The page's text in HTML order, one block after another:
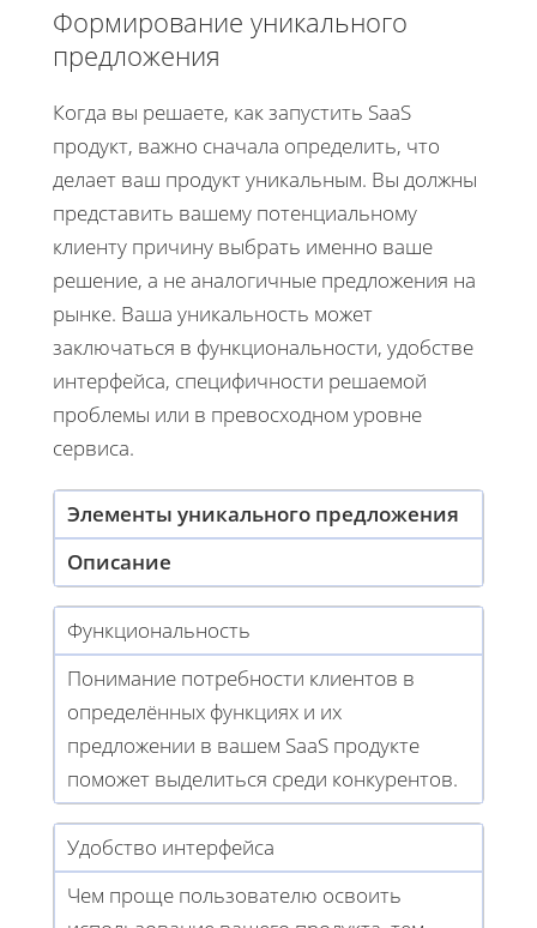
Формирование уникального
предложения
Когда вы решаете, как запустить SaaS
продукт, важно сначала определить, что
делает ваш продукт уникальным. Вы должны
представить вашему потенциальному
клиенту причину выбрать именно ваше
решение, а не аналогичные предложения на
рынке. Ваша уникальность может
заключаться в функциональности, удобстве
интерфейса, специфичности решаемой
проблемы или в превосходном уровне
сервиса.
Элементы уникального предложения
Описание
Функциональность
Понимание потребности клиентов в
определённых функциях и их
предложении в вашем SaaS продукте
поможет выделиться среди конкурентов.
Удобство интерфейса
Чем проще пользователю освоить